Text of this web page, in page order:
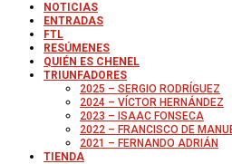
NOTICIAS
ENTRADAS
FTL
RESÚMENES
QUIÉN ES CHENEL
TRIUNFADORES
2025 – SERGIO RODRÍGUEZ
2024 – VÍCTOR HERNÁNDEZ
2023 – ISAAC FONSECA
2022 – FRANCISCO DE
2021 – FERNANDO ADRIÁN
TIENDA